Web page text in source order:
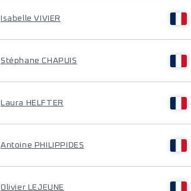
Isabelle VIVIER
Stéphane CHAPUIS
Laura HELFTER
Antoine PHILIPPIDES
Olivier LEJEUNE